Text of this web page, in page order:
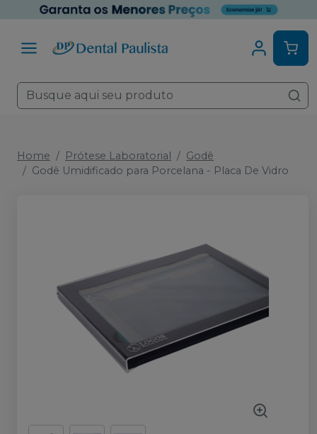
Home Prótese Laboratorial
Godê
Godê Umidificado para Porcelana - Placa De Vidro